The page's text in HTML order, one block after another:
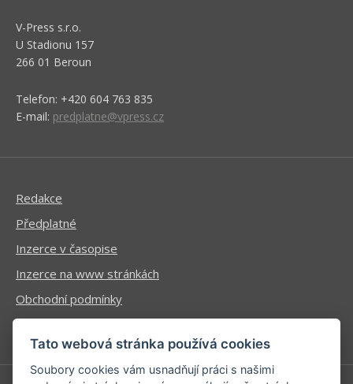
V-Press s.r.o.
U Stadionu 157
266 01 Beroun
Telefon: +420 604 763 835
E-mail: predplatne@vpress.cz
Redakce
Předplatné
Inzerce v časopise
Inzerce na www stránkách
Obchodní podmínky
Ochrana osobních údajů
Tato webová stránka používá cookies
Soubory cookies vám usnadňují práci s našimi